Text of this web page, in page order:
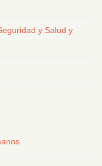
y Salud y